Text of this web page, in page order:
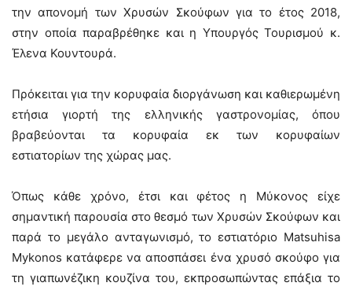
την απονομή των Χρυσών Σκούφων για το έτος 2018,
στην οποία παραβρέθηκε και η Υπουργός Τουρισμού κ.
Έλενα Κουντουρά.
Πρόκειται για την κορυφαία διοργάνωση και καθιερωμένη
ετήσια γιορτή της ελληνικής γαστρονομίας, όπου
βραβεύονται τα κορυφαία εκ των κορυφαίων
εστιατορίων της χώρας μας.
Όπως κάθε χρόνο, έτσι και φέτος η Μύκονος είχε
σημαντική παρουσία στο θεσμό των Χρυσών Σκούφων και
παρά το μεγάλο ανταγωνισμό, το εστιατόριο Matsuhisa
Mykonos κατάφερε να αποσπάσει ένα χρυσό σκούφο για
τη γιαπωνέζικη κουζίνα του, εκπροσωπώντας επάξια το